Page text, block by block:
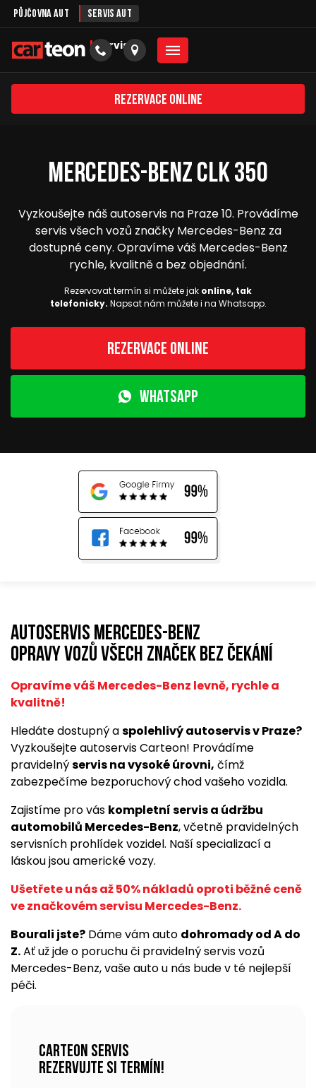
Půjčovna aut Servis aut
servis
Rezervace online
Mercedes-Benz CLK 350
Vyzkoušejte náš autoservis na Praze 10. Provádíme
servis všech vozů značky Mercedes-Benz za
dostupné ceny. Opravíme váš Mercedes-Benz
rychle, kvalitně a bez objednání.
Rezervovat termín si můžete jak online, tak
telefonicky. Napsat nám můžete i na Whatsapp.
Rezervace online
WhatsApp
Autoservis Mercedes-Benz
opravy vozů všech značek bez čekání
Opravíme váš Mercedes-Benz levně, rychle a
kvalitně!
Hledáte dostupný aspolehlivý autoservis v Praze?
Vyzkoušejte autoservis Carteon! Provádíme
pravidelnýservis na vysoké úrovni, čímž
zabezpečíme bezporuchový chod vašeho vozidla.
Zajistíme pro vás kompletní servis a údržbu
automobilů Mercedes-Benz, včetně pravidelných
servisních prohlídek vozidel. Naší specializací a
láskou jsou americké vozy.
Ušetřete u nás až 50% nákladů oproti běžné ceně
ve značkovém servisu Mercedes-Benz.
Bourali jste? Dáme vám auto dohromady od A do
Z.Ať už jde o poruchu či pravidelný servis vozů
Mercedes-Benz, vaše auto u nás bude v té nejlepší
péči.
Carteon servis
rezervujte si termín!